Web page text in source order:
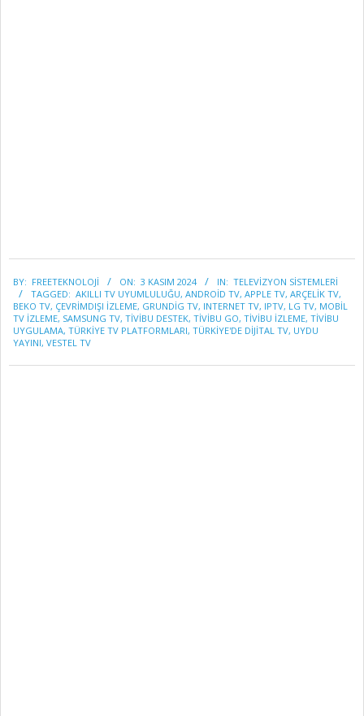
11-
03
BY: FREETEKNOLOJI ON: 3 KASIM 2024 IN: TELEVİZYON SİSTEMLERİ
TAGGED: AKILLI TV UYUMLULUĞU, ANDROID TV, APPLE TV, ARÇELIK TV,
BEKO TV, ÇEVRIMDIŞI IZLEME, GRUNDIG TV, INTERNET TV, IPTV, LG TV, MOBIL
TV IZLEME, SAMSUNG TV, TIVIBU DESTEK, TIVIBU GO, TIVIBU IZLEME, TIVIBU
UYGULAMA, TÜRKIYE TV PLATFORMLARI, TÜRKIYE'DE DIJITAL TV, UYDU
YAYINI, VESTEL TV